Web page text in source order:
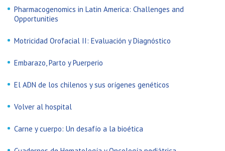
Pharmacogenomics in Latin America: Challenges and
Opportunities
Motricidad Orofacial II: Evaluación y Diagnóstico
Embarazo, Parto y Puerperio
El ADN de los chilenos y sus orígenes genéticos
Volver al hospital
Carne y cuerpo: Un desafío a la bioética